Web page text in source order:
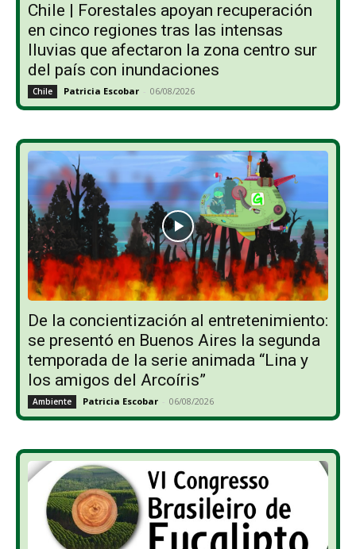
Chile | Forestales apoyan recuperación
en cinco regiones tras las intensas
lluvias que afectaron la zona centro sur
del país con inundaciones
Chile Patricia Escobar - 06/08/2026
De la concientización al entretenimiento:
se presentó en Buenos Aires la segunda
temporada de la serie animada “Lina y
los amigos del Arcoíris”
Ambiente Patricia Escobar - 06/08/2026